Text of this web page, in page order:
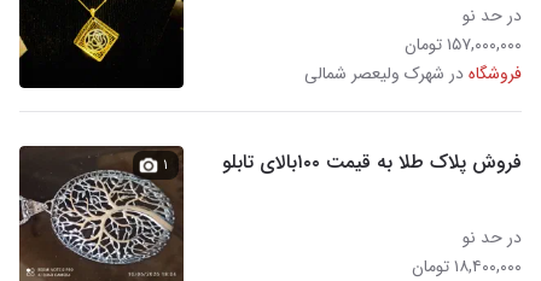
در حد نو
۱۵۷,۰۰۰,۰۰۰ تومان
فروشگاهدر شهرک ولیعصر شمالی
فروش پلاک طلا به قیمت ۱۰۰بالای تابلو
در حد نو
۱۸,۴۰۰,۰۰۰ تومان
۱